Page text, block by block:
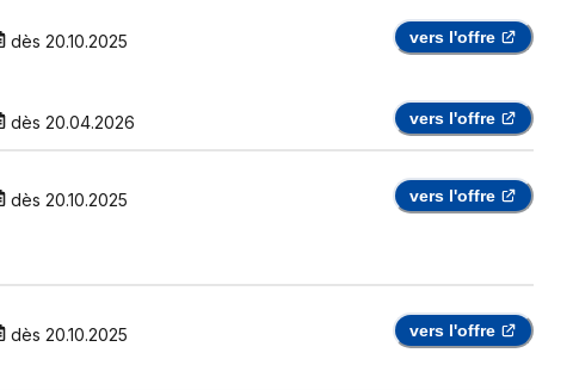
dès 20.10.2025 vers l'offre
dès 20.04.2026 vers l'offre
dès 20.10.2025 vers l'offre
dès 20.10.2025 vers l'offre